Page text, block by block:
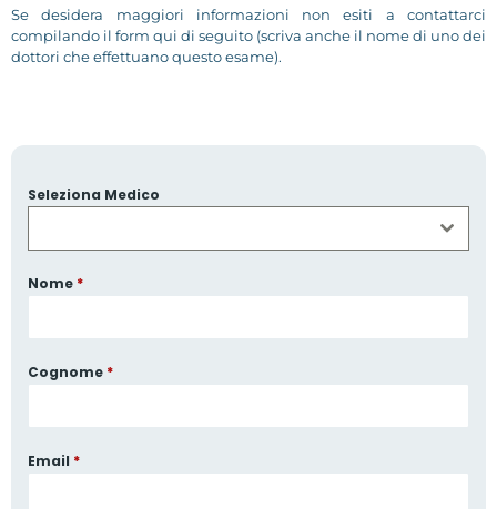
Se desidera maggiori informazioni non esiti a contattarci
compilando il form qui di seguito (scriva anche il nome di uno dei
dottori che effettuano questo esame).
Seleziona Medico
Nome *
Cognome *
Email *